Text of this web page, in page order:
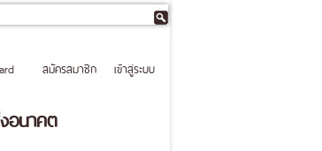
เข้าสู่ระบบ
สมัครสมาชิก
อนาคต